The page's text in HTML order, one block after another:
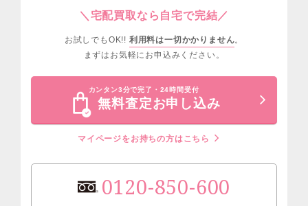
＼宅配買取なら自宅で完結／
お試しでもOK!! 利用料は一切かかりません。
まずはお気軽にお申込みください。
カンタン3分で完了・24時間受付
無料査定お申し込み
マイページをお持ちの方はこちら
0120-850-600